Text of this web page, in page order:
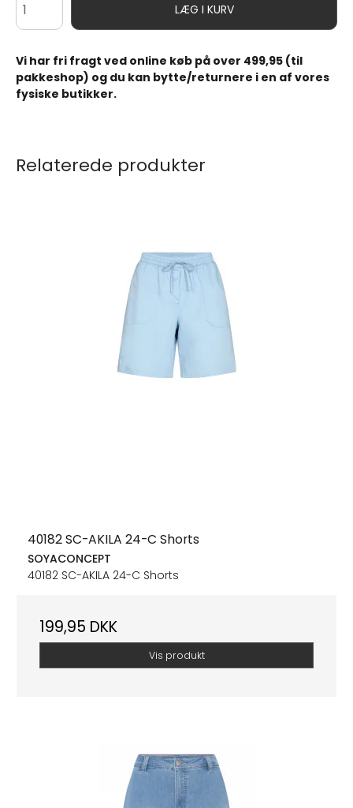
LÆG I KURV
Vi har fri fragt ved online køb på over 499,95 (til
pakkeshop) og du kan bytte/returnere i en af vores
fysiske butikker.
Relaterede produkter
40182 SC-AKILA 24-C Shorts
SOYACONCEPT
40182 SC-AKILA 24-C Shorts
199,95 DKK
Vis produkt